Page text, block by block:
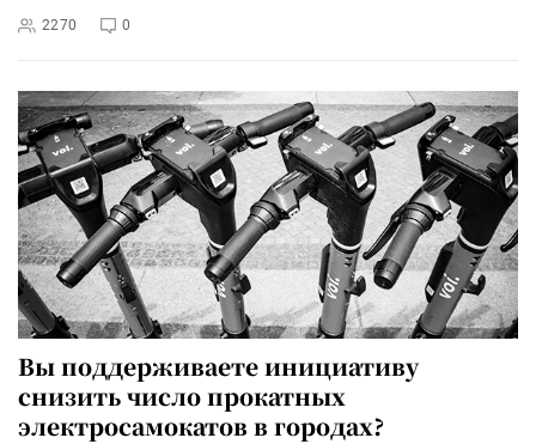
2270 0
Вы поддерживаете инициативу
снизить число прокатных
электросамокатов в городах?